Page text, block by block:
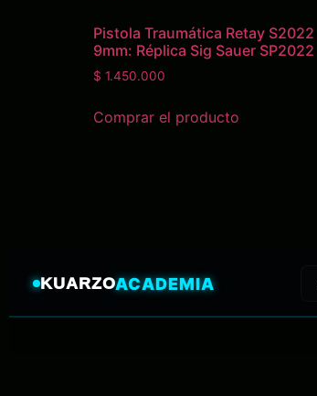
Pistola Traumática Retay S2022
9mm: Réplica Sig Sauer SP2022
$ 1.450.000
Comprar el producto
KUARZOACADEMIA